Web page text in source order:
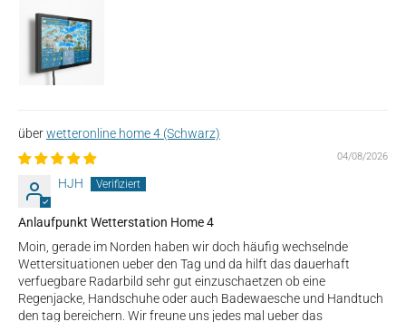
wetteronline home 4 (Schwarz)
04/08/2026
HJH
Anlaufpunkt Wetterstation Home 4
Moin, gerade im Norden haben wir doch häufig wechselnde
Wettersituationen ueber den Tag und da hilft das dauerhaft
verfuegbare Radarbild sehr gut einzuschaetzen ob eine
Regenjacke, Handschuhe oder auch Badewaesche und Handtuch
den tag bereichern. Wir freune uns jedes mal ueber das